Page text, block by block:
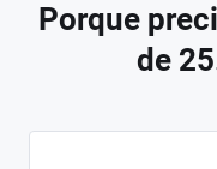
Porque
de